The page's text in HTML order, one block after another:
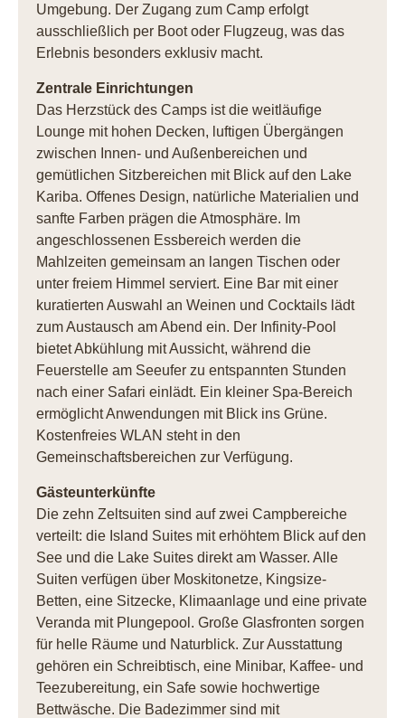
Umgebung. Der Zugang zum Camp erfolgt
ausschließlich per Boot oder Flugzeug, was das
Erlebnis besonders exklusiv macht.
Zentrale Einrichtungen
Das Herzstück des Camps ist die weitläufige
Lounge mit hohen Decken, luftigen Übergängen
zwischen Innen- und Außenbereichen und
gemütlichen Sitzbereichen mit Blick auf den Lake
Kariba. Offenes Design, natürliche Materialien und
sanfte Farben prägen die Atmosphäre. Im
angeschlossenen Essbereich werden die
Mahlzeiten gemeinsam an langen Tischen oder
unter freiem Himmel serviert. Eine Bar mit einer
kuratierten Auswahl an Weinen und Cocktails lädt
zum Austausch am Abend ein. Der Infinity-Pool
bietet Abkühlung mit Aussicht, während die
Feuerstelle am Seeufer zu entspannten Stunden
nach einer Safari einlädt. Ein kleiner Spa-Bereich
ermöglicht Anwendungen mit Blick ins Grüne.
Kostenfreies WLAN steht in den
Gemeinschaftsbereichen zur Verfügung.
Gästeunterkünfte
Die zehn Zeltsuiten sind auf zwei Campbereiche
verteilt: die Island Suites mit erhöhtem Blick auf den
See und die Lake Suites direkt am Wasser. Alle
Suiten verfügen über Moskitonetze, Kingsize-
Betten, eine Sitzecke, Klimaanlage und eine private
Veranda mit Plungepool. Große Glasfronten sorgen
für helle Räume und Naturblick. Zur Ausstattung
gehören ein Schreibtisch, eine Minibar, Kaffee- und
Teezubereitung, ein Safe sowie hochwertige
Bettwäsche. Die Badezimmer sind mit